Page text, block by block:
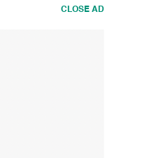
CLOSE AD